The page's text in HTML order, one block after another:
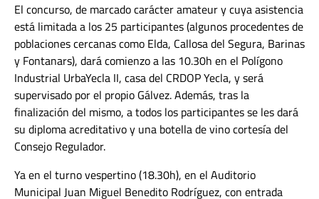
El concurso, de marcado carácter amateur y cuya asistencia
está limitada a los 25 participantes (algunos procedentes de
poblaciones cercanas como Elda, Callosa del Segura, Barinas
y Fontanars), dará comienzo a las 10.30h en el Polígono
Industrial UrbaYecla II, casa del CRDOP Yecla, y será
supervisado por el propio Gálvez. Además, tras la
finalización del mismo, a todos los participantes se les dará
su diploma acreditativo y una botella de vino cortesía del
Consejo Regulador.
Ya en el turno vespertino (18.30h), en el Auditorio
Municipal Juan Miguel Benedito Rodríguez, con entrada